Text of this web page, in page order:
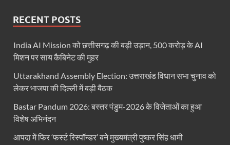
Lok Sabha 5G Service: चित्तौडगढ़ सांसद सीपी जोशी ने
Chhattisgarh Naxal Operation: मुख्यमंत्री विष्णु देव
President Putin Delhi Visit: रूसी राष्ट्रपति Putin
PM Kisan Yojana: पीएम-किसान योजना के अंतर्गत
Khadi Mahotsava: खादी महोत्सव में 3.20 करोड़ की
RECENT POSTS
India AI Mission को छत्तीसगढ़ की बड़ी उड़ान, 500 करोड़ के AI
मिशन पर साय कैबिनेट की मुहर
Uttarakhand Assembly Election: उत्तराखंड विधान सभा चुनाव को
लेकर भाजपा की दिल्ली में बड़ी बैठक
Bastar Pandum 2026: बस्तर पंडुम-2026 के विजेताओं का हुआ
विशेष अभिनंदन
आपदा में फिर ‘फर्स्ट रिस्पॉन्डर’ बने मुख्यमंत्री पुष्कर सिंह धामी